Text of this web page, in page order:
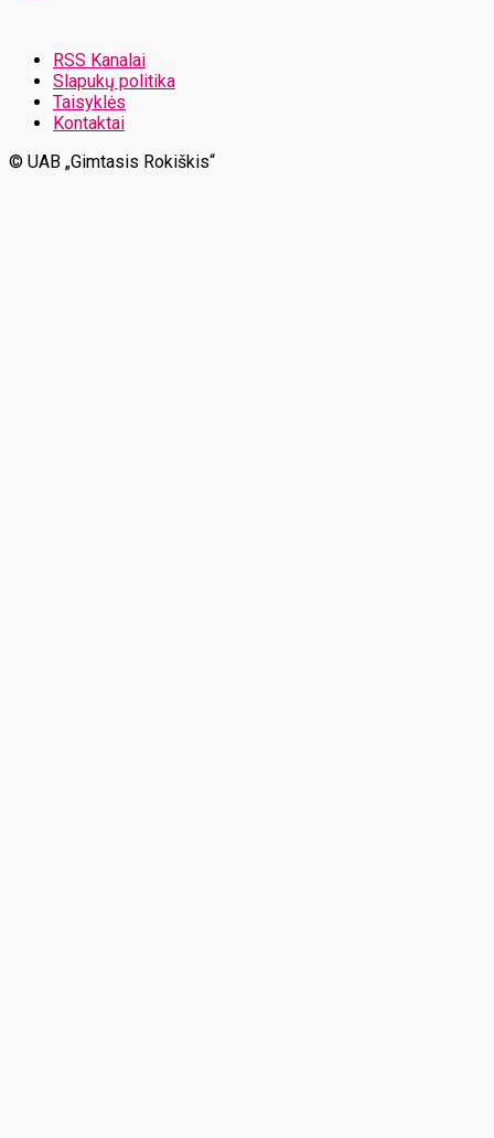
RSS Kanalai
Slapukų politika
Taisyklės
Kontaktai
© UAB „Gimtasis Rokiškis“